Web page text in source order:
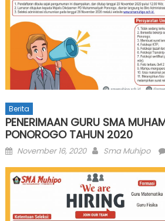
Berita
PENERIMAAN GURU SMA
PONOROGO TAHUN 2020
Posted
November 16, 2020 Author
Sma Muhipo